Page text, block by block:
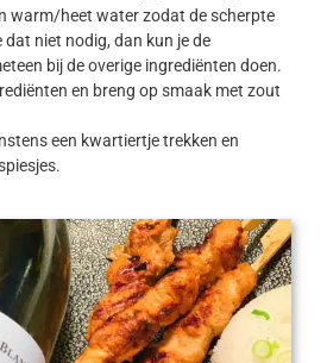
warm/heet water zodat de scherpte
niet nodig, dan kun je de
bij de overige ingrediënten doen.
en breng op smaak met zout
een kwartiertje trekken en